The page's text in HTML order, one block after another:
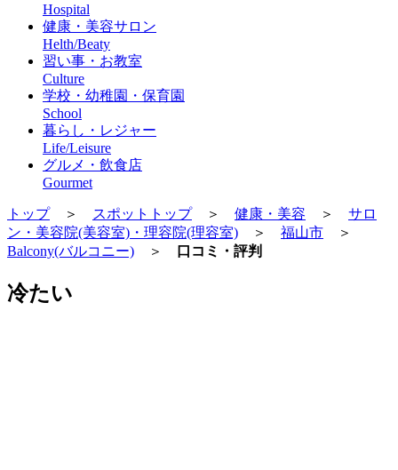
Hospital
健康・美容サロン
Helth/Beaty
習い事・お教室
Culture
学校・幼稚園・保育園
School
暮らし・レジャー
Life/Leisure
グルメ・飲食店
Gourmet
トップ＞ スポットトップ＞ 健康・美容 ＞ サロ
ン・美容院(美容室)・理容院(理容室) ＞ 福山市 ＞
Balcony(バルコニー) ＞ 口コミ・評判
冷たい